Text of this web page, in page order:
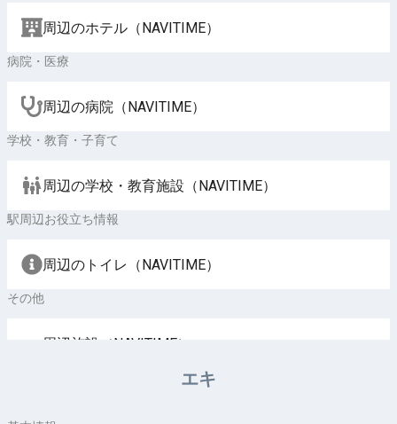
周辺のホテル（NAVITIME）
病院・医療
周辺の病院（NAVITIME）
学校・教育・子育て
周辺の学校・教育施設（NAVITIME）
駅周辺お役立ち情報
周辺のトイレ（NAVITIME）
その他
周辺施設（NAVITIME）
エキ